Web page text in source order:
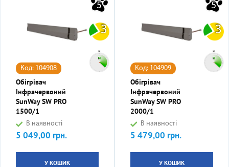
5
3
Код: 104908
Обігрівач
Інфрачервоний
SunWay SW PRO
1500/1
В наявності
Ціна
5 049,00 грн.
У КОШИК
5
3
Код: 104909
Обігрівач
Інфрачервоний
SunWay SW PRO
2000/1
В наявності
Ціна
5 479,00 грн.
У КОШИК